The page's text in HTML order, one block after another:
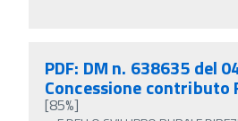
PDF: DM n. 638635 del
Concessione contributo
[85%]